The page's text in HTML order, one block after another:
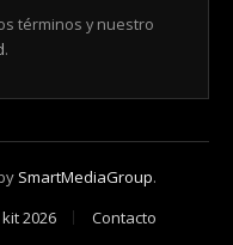
términos y nuestro
.
SmartMediaGroup.
2026 Contacto